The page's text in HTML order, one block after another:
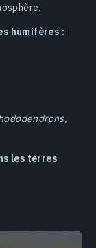
humifères :
les terres